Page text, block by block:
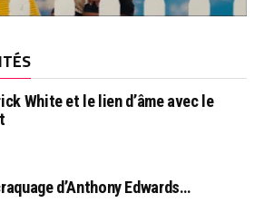
White et le lien d’âme avec le
d’Anthony Edwards…